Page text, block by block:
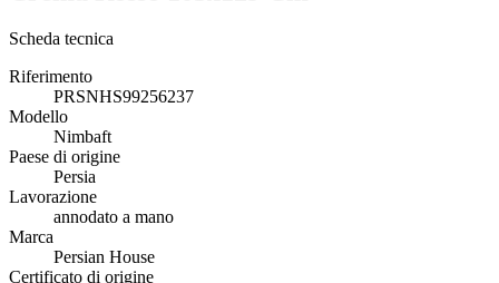
Scheda tecnica
Riferimento
PRSNHS99256237
Modello
Nimbaft
Paese di origine
Persia
Lavorazione
annodato a mano
Marca
Persian House
Certificato di origine